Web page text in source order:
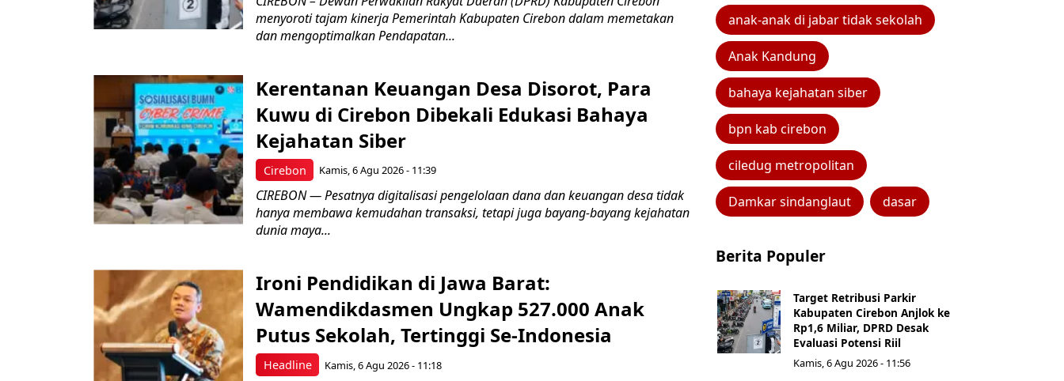
menyoroti tajam kinerja Pemerintah Kabupaten Cirebon dalam memetakan
dan mengoptimalkan Pendapatan...
Cirebon
Kerentanan Keuangan Desa Disorot, Para
Kuwu di Cirebon Dibekali Edukasi Bahaya
Kejahatan Siber
Kamis, 6 Agu 2026 - 11:39
CIREBON — Pesatnya digitalisasi pengelolaan dana dan keuangan desa tidak
hanya membawa kemudahan transaksi, tetapi juga bayang-bayang kejahatan
dunia maya...
Headline
Ironi Pendidikan di Jawa Barat:
Wamendikdasmen Ungkap 527.000 Anak
Putus Sekolah, Tertinggi Se-Indonesia
Kamis, 6 Agu 2026 - 11:18
anak-anak di jabar tidak sekolah
Anak Kandung
bahaya kejahatan siber
bpn kab cirebon
ciledug metropolitan
Damkar sindanglaut dasar
Berita Populer
Target Retribusi Parkir
Kabupaten Cirebon Anjlok ke
Rp1,6 Miliar, DPRD Desak
Evaluasi Potensi Riil
Kamis, 6 Agu 2026 - 11:56